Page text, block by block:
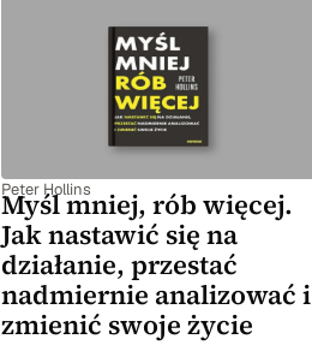
Peter Hollins
Myśl mniej, rób więcej.
Jak nastawić się na
działanie, przestać
nadmiernie analizować i
zmienić swoje życie